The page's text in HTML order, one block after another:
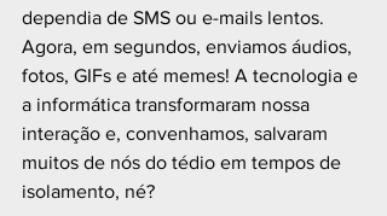
dependia de SMS ou e-mails lentos.
Agora, em segundos, enviamos áudios,
fotos, GIFs e até memes! A tecnologia e
a informática transformaram nossa
interação e, convenhamos, salvaram
muitos de nós do tédio em tempos de
isolamento, né?